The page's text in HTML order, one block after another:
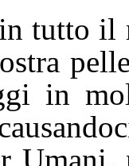
tutto il
in
Umani,